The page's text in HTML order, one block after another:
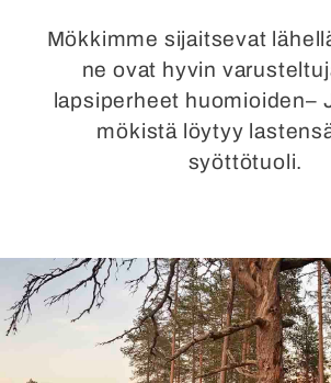
Mökkimme sijaitsevat
ne ovat hyvin
lapsiperheet huomioiden–
mökistä löytyy
syöttötuoli.